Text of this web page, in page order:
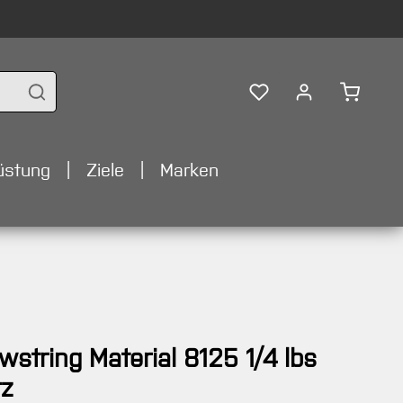
Ziele
Marken
Material 8125 1/4 lbs